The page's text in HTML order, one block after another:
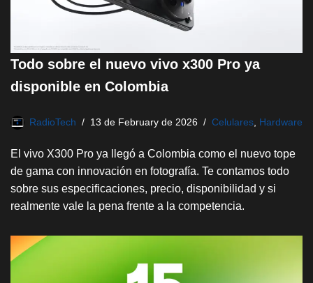
Todo sobre el nuevo vivo x300 Pro ya
disponible en Colombia
RadioTech 13 de February de 2026 Celulares Hardware
El vivo X300 Pro ya llegó a Colombia como el nuevo tope
de gama con innovación en fotografía. Te contamos todo
sobre sus especificaciones, precio, disponibilidad y si
realmente vale la pena frente a la competencia.